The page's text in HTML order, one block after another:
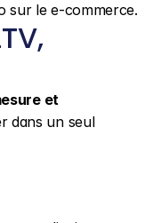
sur le e-commerce.
et
dans un seul